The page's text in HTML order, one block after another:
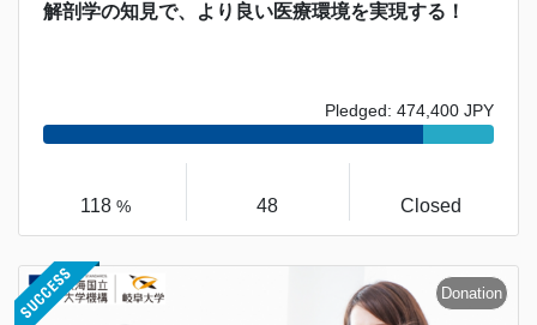
解剖学の知見で、より良い医療環境を実現する！
Pledged: 474,400 JPY
118% 48 Closed